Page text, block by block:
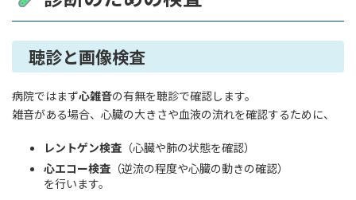
聴診と画像検査
病院ではまず心雑音の有無を聴診で確認します。
雑音がある場合、心臓の大きさや血液の流れを確認するために、
レントゲン検査 （心臓や肺の状態を確認）
心エコー検査 （逆流の程度や心臓の動きの確認）
を行います。